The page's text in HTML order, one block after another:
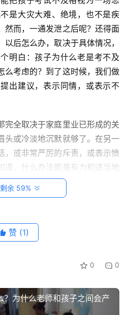
是大灾大难、绝境，也不是疾
然而，一通发泄之后呢？还得面
后怎么办，取决于具体情况，
明白：孩子为什么老是考不及
么考虑的？到了这时候，我们做
出建议，表示同情，或表示不
完全取决于家庭里业已形成的关
头或冷淡地沉默就够了。在另一
，或非常严厉的斥责，或表示愤
道，什么办法能最有力和适当地
么样的办法。
这就要及时寻找“灾难”的原因。
这样的状况持续下去。
情，然后查找问题，寻找解决办
余 59%
赞 (1)
0 0
？为什么老师和孩子之间会产